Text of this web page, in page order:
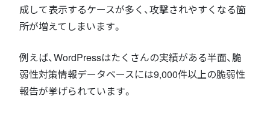
成して表示するケースが多く、攻撃されやすくなる箇
所が増えてしまいます。
例えば、WordPressはたくさんの実績がある半面、脆
弱性対策情報データベースには9,000件以上の脆弱性
報告が挙げられています。